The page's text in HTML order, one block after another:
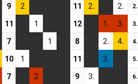
9 2 11 2. 2. 2.
11 1 12 1. 3. 3.
7 1 8 2. 4. 4.
10 1 11 3. 5.
7 2 9 3. 6.